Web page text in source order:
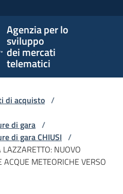
Agenzia per lo
sviluppo
dei mercati
telematici
di acquisto /
di gara /
di gara CHIUSI /
NUOVO
METEORICHE VERSO